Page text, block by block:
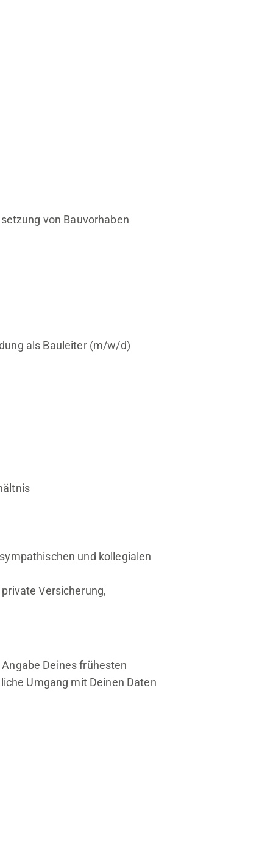
von Bauvorhaben
als Bauleiter (m/w/d)
und kollegialen
Versicherung,
Deines frühesten
Umgang mit Deinen Daten